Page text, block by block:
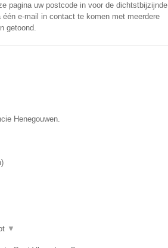
pagina uw postcode in voor de dichtstbijzijnde
één e-mail in contact te komen met meerdere
getoond.
Henegouwen.
)
▼